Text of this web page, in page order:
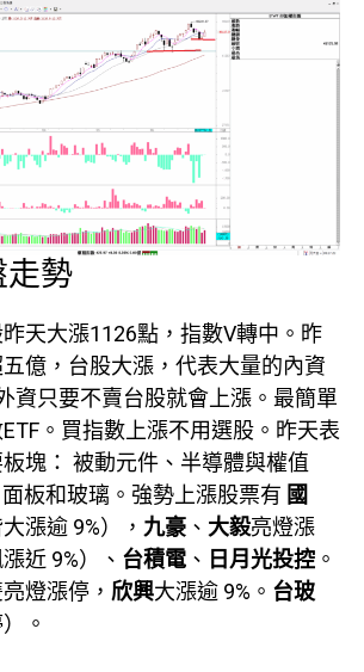
走勢
天大漲1126點，指數V轉中。昨
億，台股大漲，代表大量的內資
資只要不賣台股就會上漲。最簡單
。買指數上漲不用選股。昨天表
塊： 被動元件、半導體與權值
板和玻璃。強勢上漲股票有 國
大漲逾 9%）， 九豪 、 大毅亮燈漲
漲近 9%）、 台積電 、 日月光投控 。
燈漲停， 欣興大漲逾 9%。 台玻
。